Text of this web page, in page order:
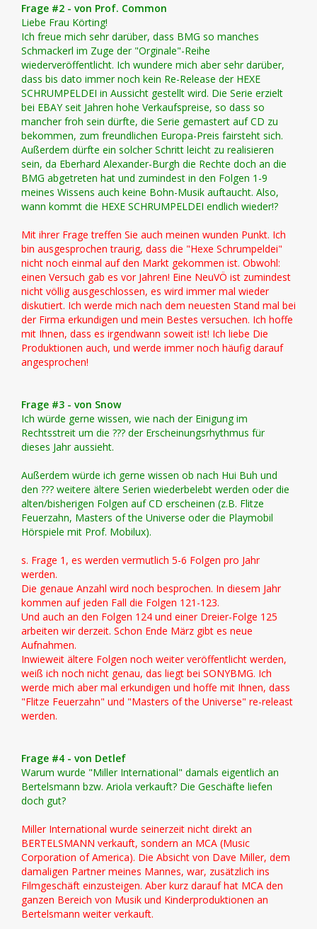
Frage #2 - von Prof. Common
Liebe Frau Körting!
Ich freue mich sehr darüber, dass BMG so manches
Schmackerl im Zuge der "Orginale"-Reihe
wiederveröffentlicht. Ich wundere mich aber sehr darüber,
dass bis dato immer noch kein Re-Release der HEXE
SCHRUMPELDEI in Aussicht gestellt wird. Die Serie erzielt
bei EBAY seit Jahren hohe Verkaufspreise, so dass so
mancher froh sein dürfte, die Serie gemastert auf CD zu
bekommen, zum freundlichen Europa-Preis fairsteht sich.
Außerdem dürfte ein solcher Schritt leicht zu realisieren
sein, da Eberhard Alexander-Burgh die Rechte doch an die
BMG abgetreten hat und zumindest in den Folgen 1-9
meines Wissens auch keine Bohn-Musik auftaucht. Also,
wann kommt die HEXE SCHRUMPELDEI endlich wieder!?
Mit ihrer Frage treffen Sie auch meinen wunden Punkt. Ich
bin ausgesprochen traurig, dass die "Hexe Schrumpeldei"
nicht noch einmal auf den Markt gekommen ist. Obwohl:
einen Versuch gab es vor Jahren! Eine NeuVÖ ist zumindest
nicht völlig ausgeschlossen, es wird immer mal wieder
diskutiert. Ich werde mich nach dem neuesten Stand mal bei
der Firma erkundigen und mein Bestes versuchen. Ich hoffe
mit Ihnen, dass es irgendwann soweit ist! Ich liebe Die
Produktionen auch, und werde immer noch häufig darauf
angesprochen!
Frage #3 - von Snow
Ich würde gerne wissen, wie nach der Einigung im
Rechtsstreit um die ??? der Erscheinungsrhythmus für
dieses Jahr aussieht.
Außerdem würde ich gerne wissen ob nach Hui Buh und
den ??? weitere ältere Serien wiederbelebt werden oder die
alten/bisherigen Folgen auf CD erscheinen (z.B. Flitze
Feuerzahn, Masters of the Universe oder die Playmobil
Hörspiele mit Prof. Mobilux).
s. Frage 1, es werden vermutlich 5-6 Folgen pro Jahr
werden.
Die genaue Anzahl wird noch besprochen. In diesem Jahr
kommen auf jeden Fall die Folgen 121-123.
Und auch an den Folgen 124 und einer Dreier-Folge 125
arbeiten wir derzeit. Schon Ende März gibt es neue
Aufnahmen.
Inwieweit ältere Folgen noch weiter veröffentlicht werden,
weiß ich noch nicht genau, das liegt bei SONYBMG. Ich
werde mich aber mal erkundigen und hoffe mit Ihnen, dass
"Flitze Feuerzahn" und "Masters of the Universe" re-releast
werden.
Frage #4 - von Detlef
Warum wurde "Miller International" damals eigentlich an
Bertelsmann bzw. Ariola verkauft? Die Geschäfte liefen
doch gut?
Miller International wurde seinerzeit nicht direkt an
BERTELSMANN verkauft, sondern an MCA (Music
Corporation of America). Die Absicht von Dave Miller, dem
damaligen Partner meines Mannes, war, zusätzlich ins
Filmgeschäft einzusteigen. Aber kurz darauf hat MCA den
ganzen Bereich von Musik und Kinderproduktionen an
Bertelsmann weiter verkauft.